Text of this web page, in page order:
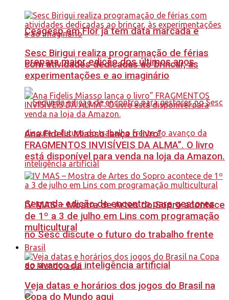
Ceagesp em Flor já tem data marcada e
prepara maior edição dos últimos anos
Segunda edição de encontro para gestores
no Sesc discute o futuro do trabalho frente
ao avanço da inteligência artificial
Sesc Birigui realiza programação de férias
com atividades dedicadas ao brincar, às
experimentações e ao imaginário
Ana Fidelis Miasso lança o livro”
FRAGMENTOS INVISÍVEIS DA ALMA”. O livro
está disponível para venda na loja da Amazon.
IV MAS – Mostra de Artes do Sopro acontece
de 1º a 3 de julho em Lins com programação
multicultural
Brasil
Veja datas e horários dos jogos do Brasil na
Copa do Mundo aqui